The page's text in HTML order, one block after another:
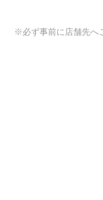
※必ず事前に店舗先へ